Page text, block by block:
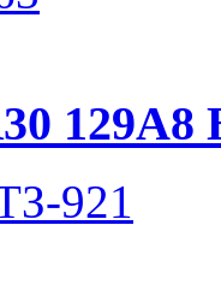
129A8
921